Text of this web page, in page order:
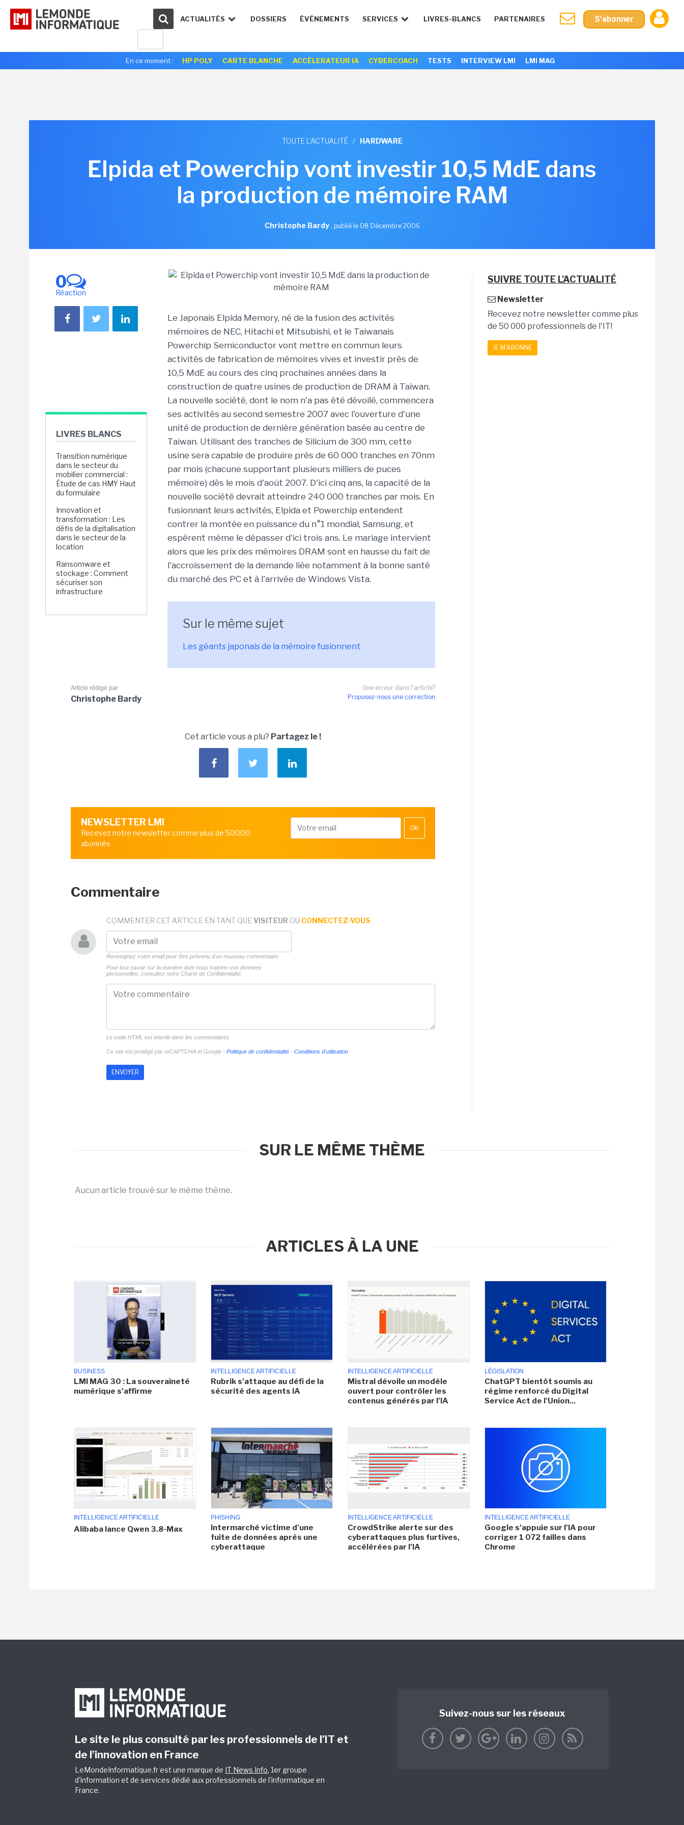
ACTUALITÉS DOSSIERS ÉVÉNEMENTS SERVICES LIVRES-BLANCS PARTENAIRES S'abonner
En ce moment : HP POLY CARTE BLANCHE ACCÉLERATEUR IA CYBERCOACH TESTS INTERVIEW LMI LMI MAG
TOUTE L'ACTUALITÉ / HARDWARE
Elpida et Powerchip vont investir 10,5 MdE dans
la production de mémoire RAM
Christophe Bardy, publié le 08 Décembre 2006
0
Réaction
LIVRES BLANCS
Transition numérique
dans le secteur du
mobilier commercial :
Étude de cas HMY Haut
du formulaire
Innovation et
transformation : Les
défis de la digitalisation
dans le secteur de la
location
Ransomware et
stockage : Comment
sécuriser son
infrastructure
Le Japonais Elpida Memory, né de la fusion des activités
mémoires de NEC, Hitachi et Mitsubishi, et le Taiwanais
Powerchip Semiconductor vont mettre en commun leurs
activités de fabrication de mémoires vives et investir près de
10,5 MdE au cours des cinq prochaines années dans la
construction de quatre usines de production de DRAM à Taiwan.
La nouvelle société, dont le nom n'a pas été dévoilé, commencera
ses activités au second semestre 2007 avec l'ouverture d'une
unité de production de dernière génération basée au centre de
Taiwan. Utilisant des tranches de Silicium de 300 mm, cette
usine sera capable de produire près de 60 000 tranches en 70nm
par mois (chacune supportant plusieurs milliers de puces
mémoire) dès le mois d'août 2007. D'ici cinq ans, la capacité de la
nouvelle société devrait atteindre 240 000 tranches par mois. En
fusionnant leurs activités, Elpida et Powerchip entendent
contrer la montée en puissance du n°1 mondial, Samsung, et
espèrent même le dépasser d'ici trois ans. Le mariage intervient
alors que les prix des mémoires DRAM sont en hausse du fait de
l'accroissement de la demande liée notamment à la bonne santé
du marché des PC et à l'arrivée de Windows Vista.
Sur le même sujet
Les géants japonais de la mémoire fusionnent
Une erreur dans l'article?
Proposez-nous une correction
Article rédigé par
Christophe Bardy
Cet article vous a plu? Partagez le !
NEWSLETTER LMI
Recevez notre newsletter comme plus de 50000
abonnés
OK
Commentaire
COMMENTER CET ARTICLE EN TANT QUE VISITEUR OU CONNECTEZ-VOUS
Renseignez votre email pour être prévenu d'un nouveau commentaire
Pour tout savoir sur la manière dont nous traitons vos données
personnelles, consultez notre Charte de Confidentialité.
Le code HTML est interdit dans les commentaires
Ce site est protégé par reCAPTCHA et Google - Politique de confidentialité - Conditions d'utilisation
SUIVRE TOUTE L'ACTUALITÉ
Newsletter
Recevez notre newsletter comme plus
de 50 000 professionnels de l'IT!
JE M'ABONNE
SUR LE MÊME THÈME
Aucun article trouvé sur le même thème.
ARTICLES À LA UNE
BUSINESS
LMI MAG 30 : La souveraineté
numérique s'affirme
INTELLIGENCE ARTIFICIELLE
Rubrik s'attaque au défi de la
sécurité des agents IA
INTELLIGENCE ARTIFICIELLE
Mistral dévoile un modèle
ouvert pour contrôler les
contenus générés par l'IA
LÉGISLATION
ChatGPT bientôt soumis au
régime renforcé du Digital
Service Act de l'Union...
INTELLIGENCE ARTIFICIELLE
Alibaba lance Qwen 3.8-Max
PHISHING
Intermarché victime d'une
fuite de données après une
cyberattaque
INTELLIGENCE ARTIFICIELLE
CrowdStrike alerte sur des
cyberattaques plus furtives,
accélérées par l'IA
INTELLIGENCE ARTIFICIELLE
Google s'appuie sur l'IA pour
corriger 1 072 failles dans
Chrome
Le site le plus consulté par les professionnels de l’IT et
de l’innovation en France
LeMondeInformatique.fr est une marque de IT News Info, 1er groupe
d'information et de services dédié aux professionnels de l'informatique en
France.
Suivez-nous sur les réseaux